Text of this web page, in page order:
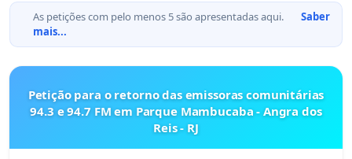
As petições com pelo menos 5 são apresentadas aqui.
Saber
mais...
Petição para o retorno das emissoras comunitárias
94.3 e 94.7 FM em Parque Mambucaba - Angra dos
Reis - RJ